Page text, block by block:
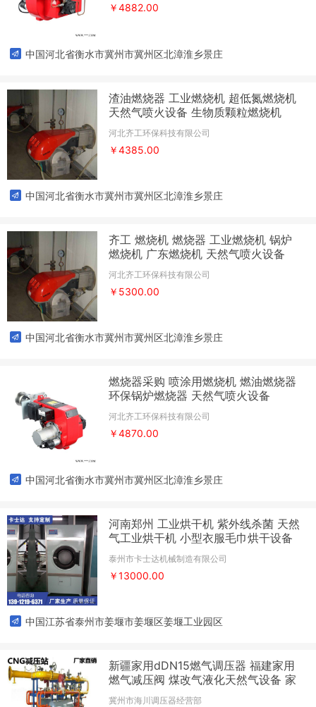
￥4882.00
中国河北省衡水市冀州市冀州区北漳淮乡景庄
渣油燃烧器 工业燃烧机 超低氮燃烧机
天然气喷火设备 生物质颗粒燃烧机
河北齐工环保科技有限公司
￥4385.00
中国河北省衡水市冀州市冀州区北漳淮乡景庄
齐工 燃烧机 燃烧器 工业燃烧机 锅炉
燃烧机 广东燃烧机 天然气喷火设备
河北齐工环保科技有限公司
￥5300.00
中国河北省衡水市冀州市冀州区北漳淮乡景庄
燃烧器采购 喷涂用燃烧机 燃油燃烧器
环保锅炉燃烧器 天然气喷火设备
河北齐工环保科技有限公司
￥4870.00
中国河北省衡水市冀州市冀州区北漳淮乡景庄
河南郑州 工业烘干机 紫外线杀菌 天然
气工业烘干机 小型衣服毛巾烘干设备
泰州市卡士达机械制造有限公司
￥13000.00
中国江苏省泰州市姜堰市姜堰区姜堰工业园区
新疆家用dDN15燃气调压器 福建家用
燃气减压阀 煤改气液化天然气设备 家
用燃气报警器
冀州市海川调压器经营部